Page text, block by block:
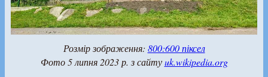
Розмір зображення: 800:600 піксел
Фото 5 липня 2023 р. з сайтуuk.wikipedia.org